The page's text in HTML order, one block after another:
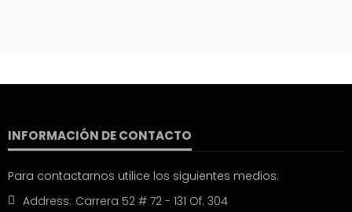
INFORMACIÓN DE CONTACTO
Para contactarnos utilice los siguientes medios:
Address: Carrera 52 # 72 - 131 Of. 304